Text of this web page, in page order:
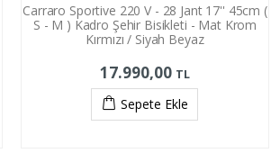
Carraro Sportive 220 V - 28 Jant 17'' 45cm (
S - M ) Kadro Şehir Bisikleti - Mat Krom
Kırmızı / Siyah Beyaz
17.990,00 TL
Sepete Ekle